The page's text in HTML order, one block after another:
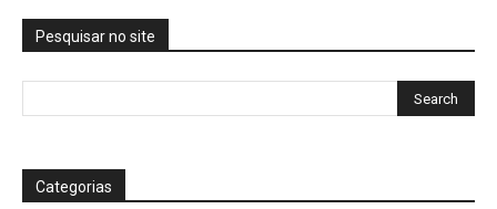
Pesquisar no site
Categorias